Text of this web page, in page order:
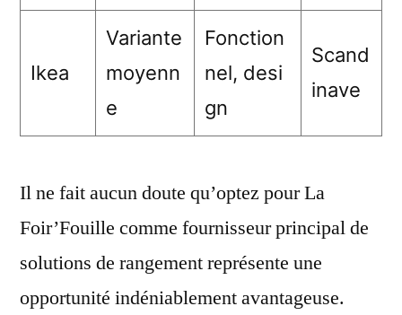
Ikea
Variante
moyenn
e
Fonction
nel, desi
gn
Scand
inave
Il ne fait aucun doute qu’optez pour La
Foir’Fouille comme fournisseur principal de
solutions de rangement représente une
opportunité indéniablement avantageuse.